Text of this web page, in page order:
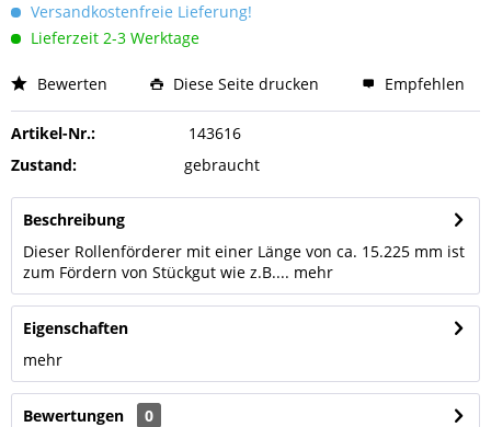
Versandkostenfreie Lieferung!
Lieferzeit 2-3 Werktage
Bewerten Diese Seite drucken Empfehlen
Artikel-Nr.:
143616
Zustand:
gebraucht
Beschreibung
Dieser Rollenförderer mit einer Länge von ca. 15.225 mm ist
zum Fördern von Stückgut wie z.B.... mehr
Eigenschaften
mehr
Bewertungen
0